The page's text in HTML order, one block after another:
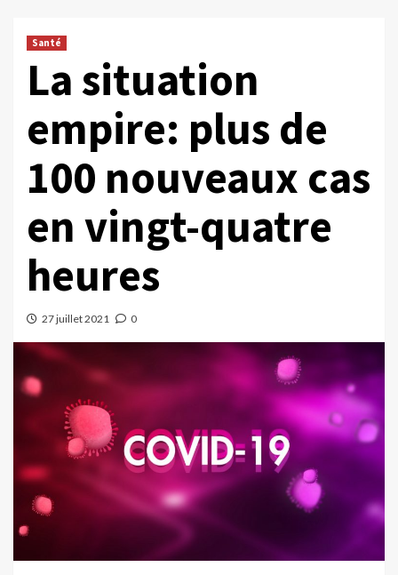
Santé
La situation
empire: plus de
100 nouveaux cas
en vingt-quatre
heures
27 juillet 2021 0